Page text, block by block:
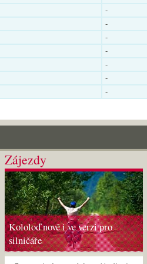
-
-
-
-
-
-
-
Zájezdy
Kololoď nově i ve verzi pro
silničáře